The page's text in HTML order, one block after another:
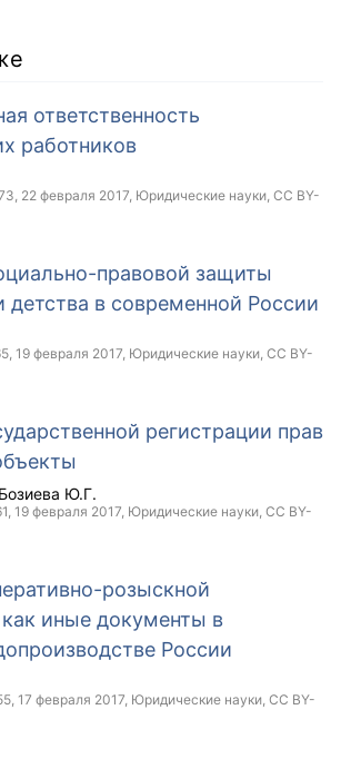
ответственность
работников
22 февраля 2017, Юридические науки, CC BY-
правовой защиты
детства в современной России
19 февраля 2017, Юридические науки, CC BY-
регистрации прав
Бозиева Ю.Г.
19 февраля 2017, Юридические науки, CC BY-
розыскной
иные документы в
России
17 февраля 2017, Юридические науки, CC BY-